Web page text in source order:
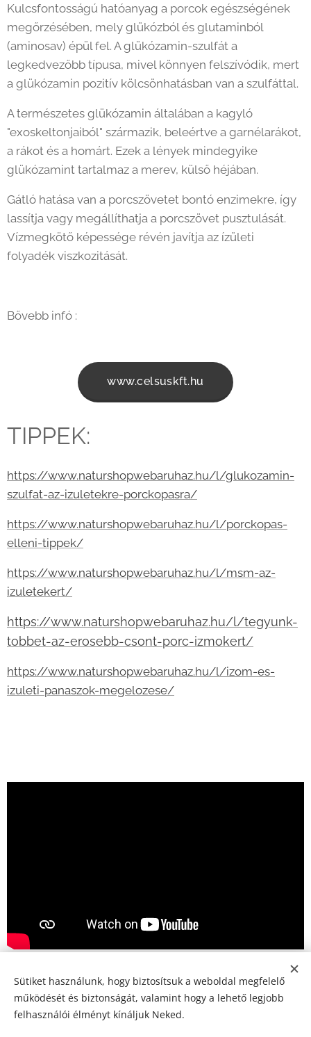
Kulcsfontosságú hatóanyag a porcok egészségének
megőrzésében, mely glükózból és glutaminból
(aminosav) épül fel. A glükózamin-szulfát a
legkedvezőbb típusa, mivel könnyen felszívódik, mert
a glükózamin pozitív kölcsönhatásban van a szulfáttal.
A természetes glükózamin általában a kagyló
"exoskeltonjaiból" származik, beleértve a garnélarákot,
a rákot és a homárt. Ezek a lények mindegyike
glükózamint tartalmaz a merev, külső héjában.
Gátló hatása van a porcszövetet bontó enzimekre, így
lassítja vagy megállíthatja a porcszövet pusztulását.
Vízmegkötő képessége révén javítja az ízületi
folyadék viszkozitását.
Bővebb infó :
www.celsuskft.hu
TIPPEK:
https://www.naturshopwebaruhaz.hu/l/glukozamin-
szulfat-az-izuletekre-porckopasra/
https://www.naturshopwebaruhaz.hu/l/porckopas-
elleni-tippek/
https://www.naturshopwebaruhaz.hu/l/msm-az-
izuletekert/
https://www.naturshopwebaruhaz.hu/l/tegyunk-
tobbet-az-erosebb-csont-porc-izmokert/
https://www.naturshopwebaruhaz.hu/l/izom-es-
izuleti-panaszok-megelozese/
© 2024 Minden jog fenntartva
Sütiket használunk, hogy biztosítsuk a weboldal megfelelő
működését és biztonságát, valamint hogy a lehető legjobb
felhasználói élményt kínáljuk Neked.